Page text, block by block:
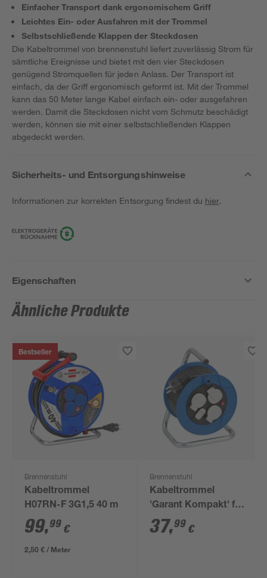
Einfacher Transport dank ergonomischem Griff
Leichtes Ein- oder Ausfahren mit der Trommel
Selbstschließende Klappen der Steckdosen
Die Kabeltrommel von brennenstuhl liefert zuverlässig Strom für
sämtliche Ereignisse und bietet mit den vier Steckdosen
genügend Stromquellen für jeden Anlass. Der Transport ist
einfach, da der Griff ergonomisch geformt ist. Mit der Trommel
kann das 50 Meter lange Kabel einfach ein- oder ausgefahren
werden. Damit die Steckdosen nicht vom Schmutz beschädigt
werden, können sie mit einer selbstschließenden Klappen
abgedeckt werden.
Sicherheits- und Entsorgungshinweise
Informationen zur korrekten Entsorgung findest du hier.
Eigenschaften
Ähnliche Produkte
Bestseller
Brennenstuhl
Kabeltrommel
H07RN-F 3G1,5 40 m
99,99 €
2,50 € / Meter
Brennenstuhl
Kabeltrommel
'Garant Kompakt' für
innen 15 m
37,99 €